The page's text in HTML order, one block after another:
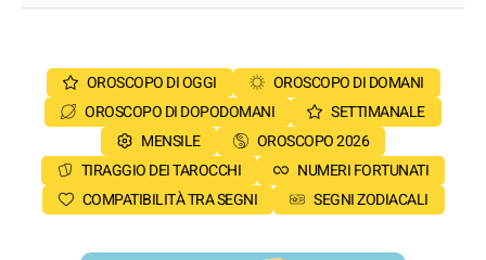
OROSCOPO DI OGGI
OROSCOPO DI DOMANI
OROSCOPO DI DOPODOMANI
SETTIMANALE
MENSILE
OROSCOPO 2026
TIRAGGIO DEI TAROCCHI
NUMERI FORTUNATI
COMPATIBILITÀ TRA SEGNI
SEGNI ZODIACALI